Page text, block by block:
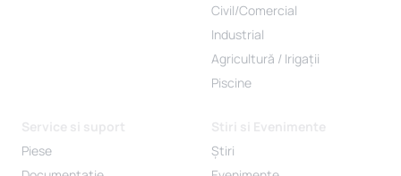
Civil/Comercial
Industrial
Agricultură / Irigații
Piscine
Piese
Știri